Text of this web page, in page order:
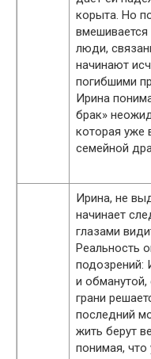
корыта. Но
люди,
начинают
погибшими
Ирина
брак»
которая уже
семейной
Ирина, не
начинает
глазами
Реальность
подозрений:
и обманутой,
грани
последний
жить берут
понимая,